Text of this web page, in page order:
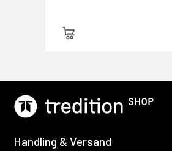
Handling & Versand